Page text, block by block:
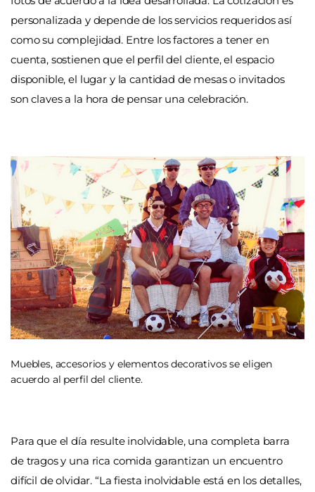
personalizada y depende de los servicios requeridos así
como su complejidad. Entre los factores a tener en
cuenta, sostienen que el perfil del cliente, el espacio
disponible, el lugar y la cantidad de mesas o invitados
son claves a la hora de pensar una celebración.
Muebles, accesorios y elementos decorativos se eligen
acuerdo al perfil del cliente.
Para que el día resulte inolvidable, una completa barra
de tragos y una rica comida garantizan un encuentro
difícil de olvidar. “La fiesta inolvidable está en los detalles,